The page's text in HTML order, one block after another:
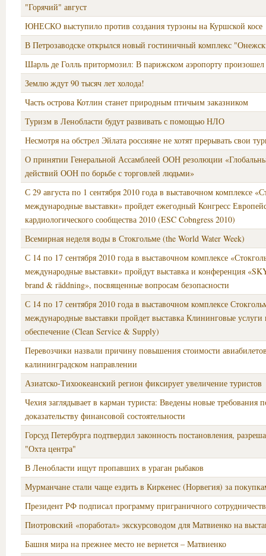
"Горячий" август
ЮНЕСКО выступило против создания турзоны на Куршской косе
В Петрозаводске открылся новый гостиничный комплекс
Шарль де Голль притормозил: В парижском аэропорту произошел
Землю ждут 90 тысяч лет холода!
Часть острова Котлин станет природным птичьим заказником
Туризм в Ленобласти будут развивать с помощью НЛО
Несмотря на обстрел Эйлата россияне не хотят прерывать свои
О принятии Генеральной Ассамблеей ООН резолюции
действий ООН по борьбе с торговлей людьми»
С 29 августа по 1 сентября 2010 года в выставочном комплексе
международные выставки» пройдет ежегодный Конгресс
кардиологического сообщества 2010 (ESC Cobngress 2010)
Всемирная неделя воды в Стокгольме (the World Water Week)
С 14 по 17 сентября 2010 года в выставочном комплексе
международные выставки» пройдут выставка и конференция
brand & räddning», посвященные вопросам безопасности
С 14 по 17 сентября 2010 года в выставочном комплексе
международные выставки пройдет выставка Клининговые услуги
обеспечение (Clean Service & Supply)
Перевозчики назвали причину повышения стоимости
калининградском направлении
Азиатско-Тихоокеанский регион фиксирует увеличение туристов
Чехия заглядывает в карман туриста: Введены новые требования
доказательству финансовой состоятельности
Горсуд Петербурга подтвердил законность постановления,
"Охта центра"
В Ленобласти ищут пропавших в ураган рыбаков
Мурманчане стали чаще ездить в Киркенес (Норвегия) за
Президент РФ подписал программу приграничного
Пиотровский «поработал» экскурсоводом для Матвиенко на
Башня мира на прежнее место не вернется – Матвиенко